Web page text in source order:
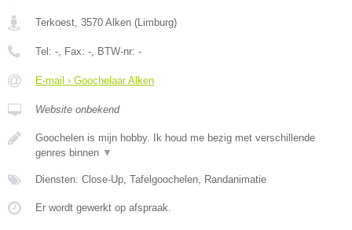
Terkoest, 3570 Alken (Limburg)
Tel: -, Fax: -, BTW-nr: -
E-mail › Goochelaar Alken
Website onbekend
Goochelen is mijn hobby. Ik houd me bezig met verschillende
genres binnen ▼
Diensten: Close-Up, Tafelgoochelen, Randanimatie
Er wordt gewerkt op afspraak.